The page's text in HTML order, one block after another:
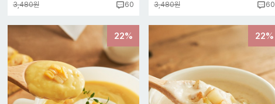
3,480원 60 3,480원 60
22% 22%